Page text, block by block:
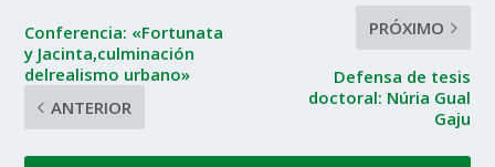
Conferencia: «Fortunata
y Jacinta,culminación
delrealismo urbano»
ANTERIOR
PRÓXIMO
Defensa de tesis
doctoral: Núria Gual
Gaju